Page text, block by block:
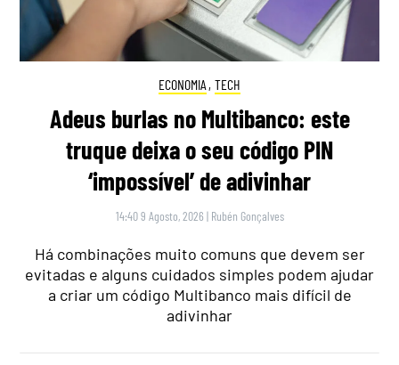
ECONOMIA , TECH
Adeus burlas no Multibanco: este
truque deixa o seu código PIN
‘impossível’ de adivinhar
14:40 9 Agosto, 2026 | Rubén Gonçalves
Há combinações muito comuns que devem ser
evitadas e alguns cuidados simples podem ajudar
a criar um código Multibanco mais difícil de
adivinhar